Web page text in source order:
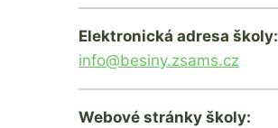
Zdeňka
Žatková
25. 1. 2022
Elektronická adresa školy:
info@besiny.zsams.cz
Webové stránky školy: